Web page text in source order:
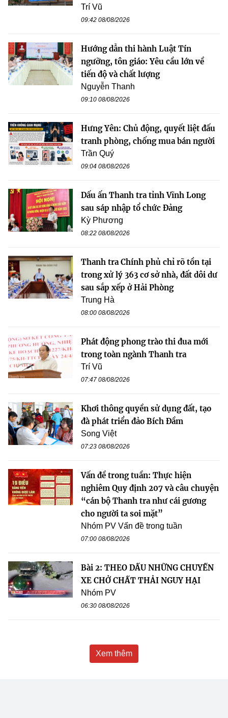
Trí Vũ
09:42 08/08/2026
Hướng dẫn thi hành Luật Tín
ngưỡng, tôn giáo: Yêu cầu lớn về
tiến độ và chất lượng
Nguyễn Thanh
09:10 08/08/2026
Hưng Yên: Chủ động, quyết liệt đấu
tranh phòng, chống mua bán người
Trần Quý
09:04 08/08/2026
Dấu ấn Thanh tra tỉnh Vĩnh Long
sau sáp nhập tổ chức Đảng
Kỳ Phương
08:22 08/08/2026
Thanh tra Chính phủ chỉ rõ tồn tại
trong xử lý 363 cơ sở nhà, đất dôi dư
sau sắp xếp ở Hải Phòng
Trung Hà
08:00 08/08/2026
Phát động phong trào thi đua mới
trong toàn ngành Thanh tra
Trí Vũ
07:47 08/08/2026
Khơi thông quyền sử dụng đất, tạo
đà phát triển đảo Bích Đầm
Song Việt
07:23 08/08/2026
Vấn đề trong tuần: Thực hiện
nghiêm Quy định 207 và câu chuyện
“cán bộ Thanh tra như cái gương
cho người ta soi mặt”
Nhóm PV Vấn đề trong tuần
07:00 08/08/2026
Bài 2: THEO DẤU NHỮNG CHUYẾN
XE CHỞ CHẤT THẢI NGUY HẠI
Nhóm PV
06:30 08/08/2026
Xem thêm